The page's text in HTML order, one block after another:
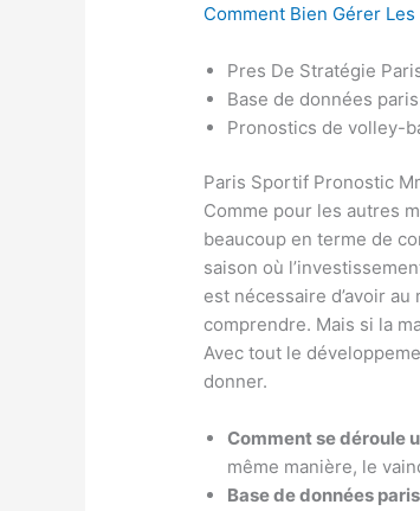
Comment Bien Gérer
Pres De Stratégie
Base de données
Pronostics de volley-
Paris Sportif Pronostic
Comme pour les autres
beaucoup en terme de
saison où
est nécessaire d’avoir
comprendre. Mais si la
Avec tout le
donner.
Comment se déroule
même manière, le
Base de données